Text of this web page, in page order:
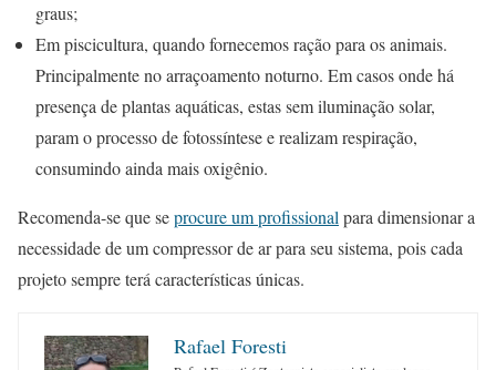
graus;
Em piscicultura, quando fornecemos ração para os animais.
Principalmente no arraçoamento noturno. Em casos onde há
presença de plantas aquáticas, estas sem iluminação solar,
param o processo de fotossíntese e realizam respiração,
consumindo ainda mais oxigênio.
Recomenda-se que seprocure um profissionalpara dimensionar a
necessidade de um compressor de ar para seu sistema, pois cada
projeto sempre terá características únicas.
Rafael Foresti